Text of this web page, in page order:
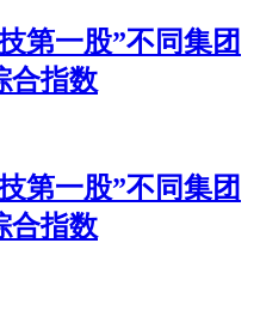
第一股”不同集团
合指数
第一股”不同集团
合指数